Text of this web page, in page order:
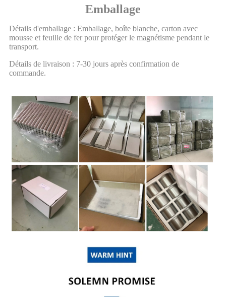
Emballage
Détails d'emballage : Emballage, boîte blanche, carton avec
mousse et feuille de fer pour protéger le magnétisme pendant le
transport.
Détails de livraison : 7-30 jours après confirmation de
commande.